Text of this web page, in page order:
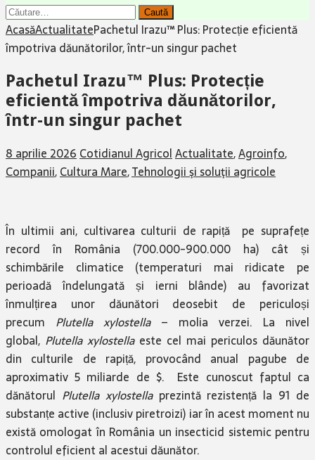
Caută
după:
AcasăActualitatePachetul Irazu™ Plus: Protecție eficientă
împotriva dăunătorilor, într-un singur pachet
Pachetul Irazu™ Plus: Protecție
eficientă împotriva dăunătorilor,
într-un singur pachet
8 aprilie 2026 Cotidianul AgricolActualitate,Agroinfo,
Companii,Cultura Mare,Tehnologii şi soluţii agricole
În ultimii ani, cultivarea culturii de rapiță pe suprafețe
record în România (700.000-900.000 ha) cât și
schimbările climatice (temperaturi mai ridicate pe
perioadă îndelungată și ierni blânde) au favorizat
înmulțirea unor dăunători deosebit de periculoși
precum Plutella xylostella– molia verzei. La nivel
global, Plutella xylostellaeste cel mai periculos dăunător
din culturile de rapiță, provocând anual pagube de
aproximativ 5 miliarde de $. Este cunoscut faptul ca
dănătorul Plutella xylostellaprezintă rezistență la 91 de
substanțe active (inclusiv piretroizi) iar în acest moment nu
există omologat în România un insecticid sistemic pentru
controlul eficient al acestui dăunător.